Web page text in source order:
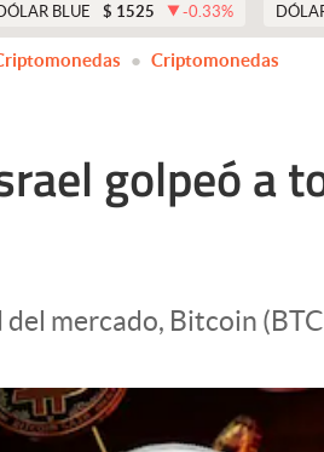
BLUE $ 1525 -0.33%
Criptomonedas
golpeó a
mercado, Bitcoin